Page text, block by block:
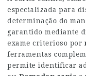
especializada para
determinação do
garantido mediante
exame criterioso por
ferramentas
permite identificar